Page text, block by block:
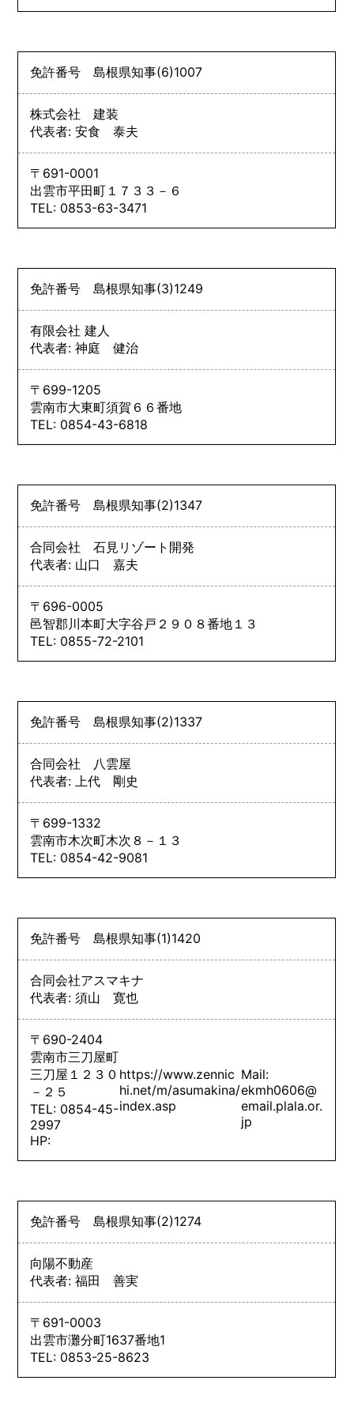
免許番号島根県知事(6)1007
株式会社 建装
代表者: 安食 泰夫
〒691-0001
出雲市平田町１７３３－６
TEL: 0853-63-3471
免許番号島根県知事(3)1249
有限会社 建人
代表者: 神庭 健治
〒699-1205
雲南市大東町須賀６６番地
TEL: 0854-43-6818
免許番号島根県知事(2)1347
合同会社 石見リゾート開発
代表者: 山口 嘉夫
〒696-0005
邑智郡川本町大字谷戸２９０８番地１３
TEL: 0855-72-2101
免許番号島根県知事(2)1337
合同会社 八雲屋
代表者: 上代 剛史
〒699-1332
雲南市木次町木次８－１３
TEL: 0854-42-9081
免許番号島根県知事(1)1420
合同会社アスマキナ
代表者: 須山 寛也
〒690-2404
雲南市三刀屋町
三刀屋１２３０
－２５
TEL: 0854-45-
2997
HP:
https://www.zennic
hi.net/m/asumakina/
index.asp
Mail:
ekmh0606@
email.plala.or.
jp
免許番号島根県知事(2)1274
向陽不動産
代表者: 福田 善実
〒691-0003
出雲市灘分町1637番地1
TEL: 0853-25-8623